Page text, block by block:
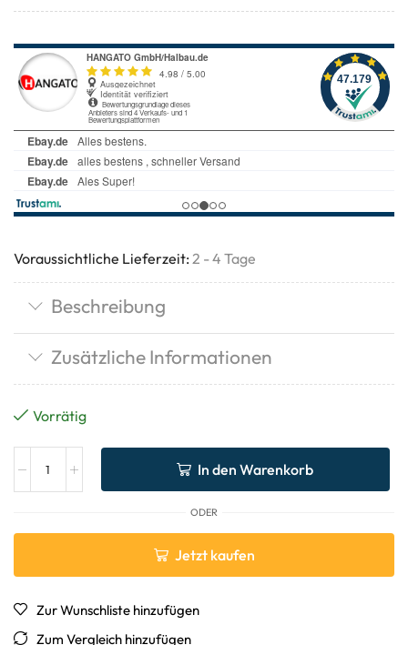
Voraussichtliche Lieferzeit: 2 - 4 Tage
Beschreibung
Zusätzliche Informationen
Vorrätig
In den Warenkorb
ODER
Jetzt kaufen
Zur Wunschliste hinzufügen
Zum Vergleich hinzufügen